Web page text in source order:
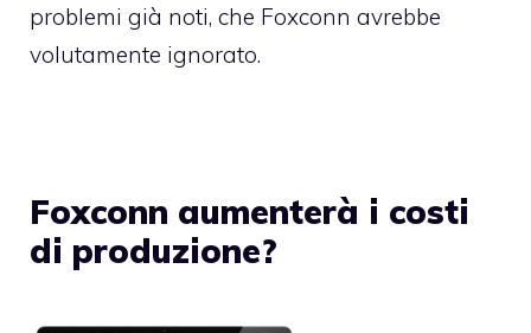
problemi già noti, che Foxconn avrebbe
volutamente ignorato.
Foxconn aumenterà i costi
di produzione?